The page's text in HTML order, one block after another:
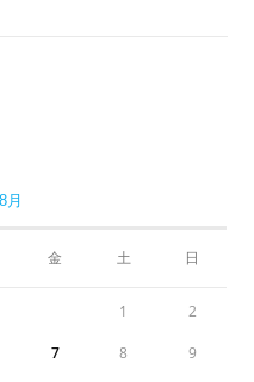
月
金 土 日
1 2
7 8 9